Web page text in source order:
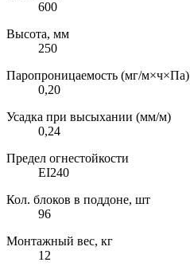
600
Высота, мм
250
Паропроницаемость (мг/м×ч×Па)
0,20
Усадка при высыхании (мм/м)
0,24
Предел огнестойкости
EI240
Кол. блоков в поддоне, шт
96
Монтажный вес, кг
12